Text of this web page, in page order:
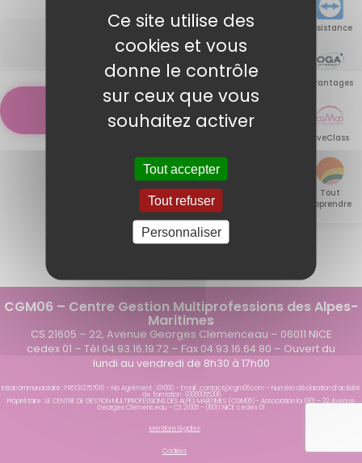
Assistance
Avantages
LiveClass
Tout
apprendre
CGM06 – Centre Gestion Multiprofessions des Alpes-
Maritimes
CS 21605 – 22, Avenue Georges Clemenceau – 06011 NICE
cedex 01 – Tél 04.93.16.19.72 – Fax 04.93.16.64.80 – Ouvert du
lundi au vendredi de 8h30 à 17h00
Intracommunautaire : FR51312757016 – No Agrément : 101060 – Email : contact@cgm06.com – Numéro déclaration d’activité
de formation : 93060055306
Propriétaire : LE CENTRE DE GESTION MULTIPROFESSIONS DES ALPES MARITIMES (CGM06)– Association loi 1901 – 22, Avenue
Georges Clemenceau – CS 21605 – 06011 NICE cedex 01
Mentions légales
Cookies
Ce site utilise des
cookies et vous
donne le contrôle
sur ceux que vous
souhaitez activer
Tout accepter
Tout refuser
Personnaliser